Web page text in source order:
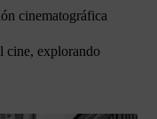
cinematográfica
cine, explorando